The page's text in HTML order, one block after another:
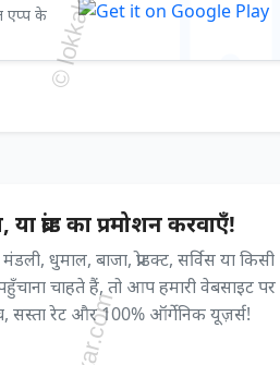
एप्प के
का प्रमोशन करवाएँ!
धुमाल, बाजा, प्रोडक्ट, सर्विस या किसी
चाहते हैं, तो आप हमारी वेबसाइट पर
सस्ता रेट और 100% ऑर्गेनिक यूज़र्स!